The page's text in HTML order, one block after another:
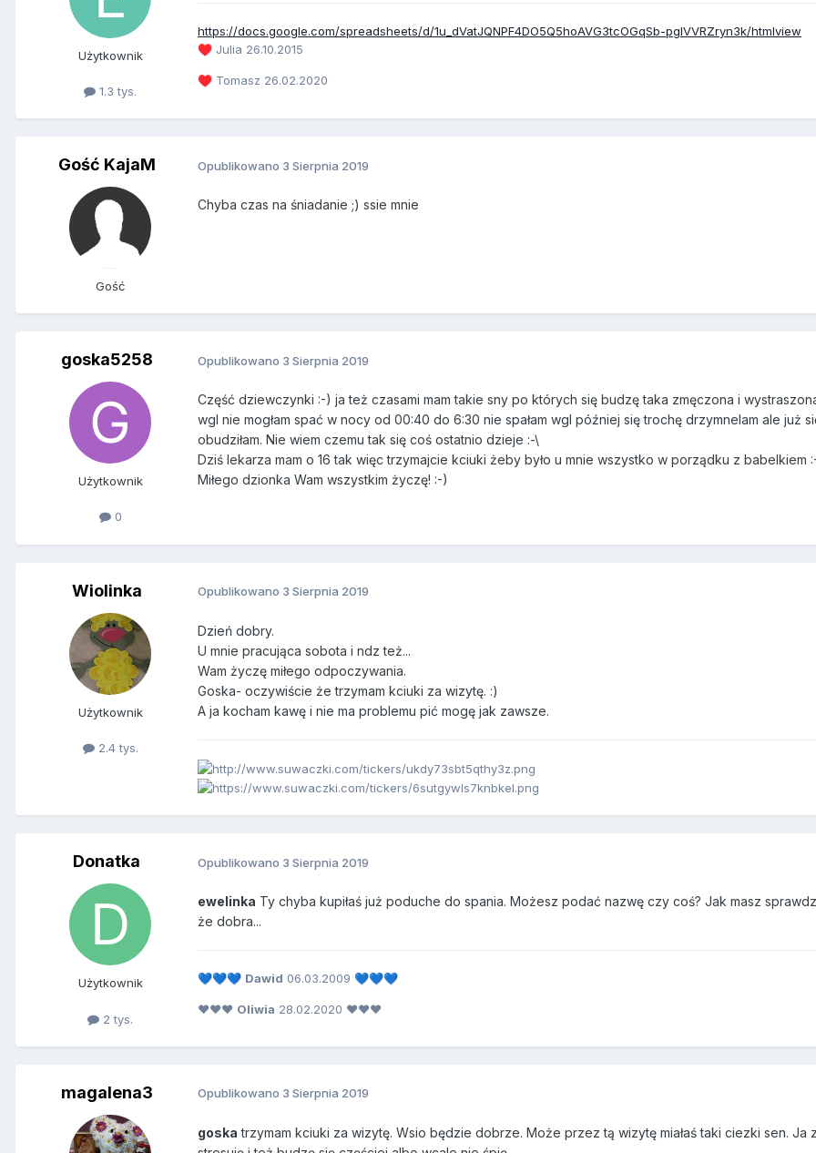
Użytkownik
1.3 tys.
https://docs.google.com/spreadsheets/d/1u_dVatJQNPF4DO5Q5hoAVG3tcOGqSb-pglVVRZryn3k/htmlview
♥️ Julia 26.10.2015
♥️ Tomasz 26.02.2020
Gość KajaM
Gość
Opublikowano 3 Sierpnia 2019
Chyba czas na śniadanie ;) ssie mnie
goska5258
Użytkownik
0
Opublikowano 3 Sierpnia 2019
Część dziewczynki :-) ja też czasami mam takie sny po których się budzę taka zmęczona i
wgl nie mogłam spać w nocy od 00:40 do 6:30 nie spałam wgl później się trochę drzymnelam ale już
obudziłam. Nie wiem czemu tak się coś ostatnio dzieje :-\
Dziś lekarza mam o 16 tak więc trzymajcie kciuki żeby było u mnie wszystko w porządku z babelkiem
Miłego dzionka Wam wszystkim życzę! :-)
Wiolinka
Użytkownik
2.4 tys.
Opublikowano 3 Sierpnia 2019
Dzień dobry.
U mnie pracująca sobota i ndz też...
Wam życzę miłego odpoczywania.
Goska- oczywiście że trzymam kciuki za wizytę. :)
A ja kocham kawę i nie ma problemu pić mogę jak zawsze.
Donatka
Użytkownik
2 tys.
Opublikowano 3 Sierpnia 2019
ewelinka Ty chyba kupiłaś już poduche do spania. Możesz podać nazwę czy coś? Jak masz
że dobra...
💙💙💙 Dawid 06.03.2009 💙💙💙
❤❤❤ Oliwia 28.02.2020 ❤❤❤
magalena3 Opublikowano 3 Sierpnia 2019
goska trzymam kciuki za wizytę. Wsio będzie dobrze. Może przez tą wizytę miałaś taki ciezki sen. Ja